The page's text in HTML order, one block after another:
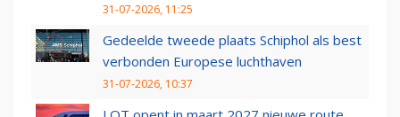
31-07-2026, 11:25
Gedeelde tweede plaats Schiphol als best
verbonden Europese luchthaven
31-07-2026, 10:37